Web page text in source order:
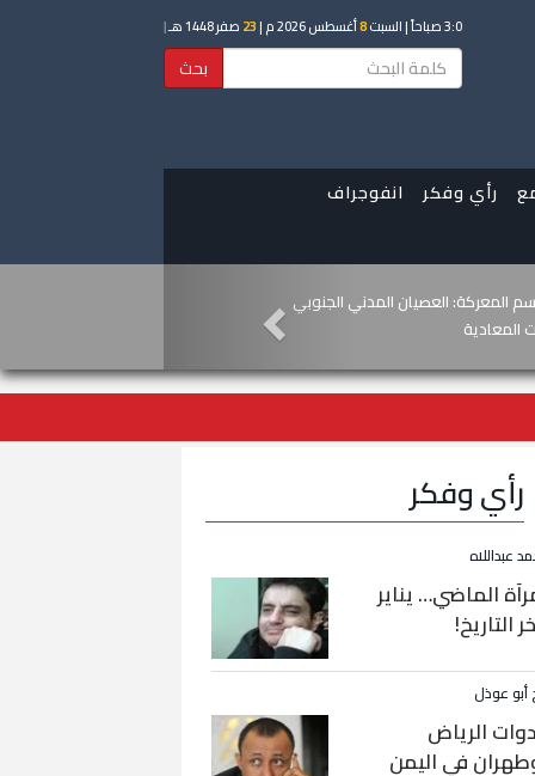
3:0 صباحاً | السبت8أغسطس 2026 م | 23 صفر 1448 هـ |
بحث
رأي وفكر انفوجراف
دماء الأبطال ترسم معالم النضال
الحوثي
رأي وفكر
عبداللاه
الماضي… يناير
التاريخ!
أبو عوذل
الرياض
في اليمن